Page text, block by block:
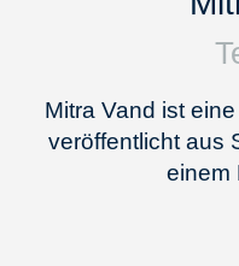
Mitra Vand ist
veröffentlicht aus
einem